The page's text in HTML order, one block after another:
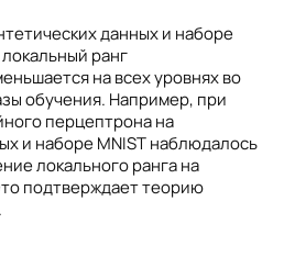
данных и наборе
ранг
на всех уровнях во
обучения. Например, при
перцептрона на
и наборе MNIST наблюдалось
локального ранга на
подтверждает теорию